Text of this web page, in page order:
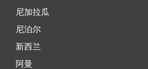
尼加拉瓜
尼泊尔
新西兰
阿曼